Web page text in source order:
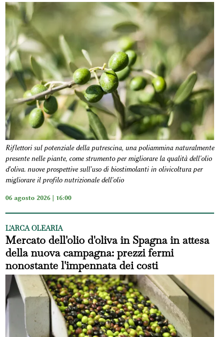
Riflettori sul potenziale della putrescina, una poliammina naturalmente
presente nelle piante, come strumento per migliorare la qualità dell'olio
d'oliva. nuove prospettive sull'uso di biostimolanti in olivicoltura per
migliorare il profilo nutrizionale dell'olio
06 agosto 2026 | 16:00
L'ARCA OLEARIA
Mercato dell'olio d'oliva in Spagna in attesa
della nuova campagna: prezzi fermi
nonostante l'impennata dei costi